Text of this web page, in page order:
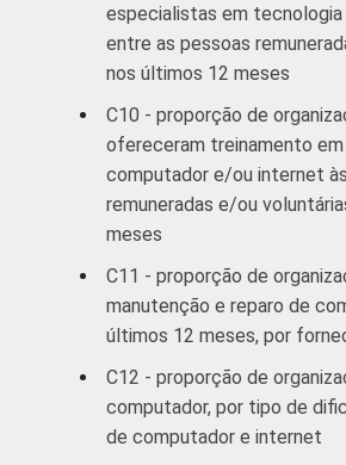
especialistas em tecnologia
entre as pessoas
nos últimos 12 meses
C10 - proporção de
ofereceram treinamento
computador e/ou internet
remuneradas e/ou
meses
C11 - proporção de
manutenção e reparo de
últimos 12 meses, por
C12 - proporção de
computador, por tipo de
de computador e internet